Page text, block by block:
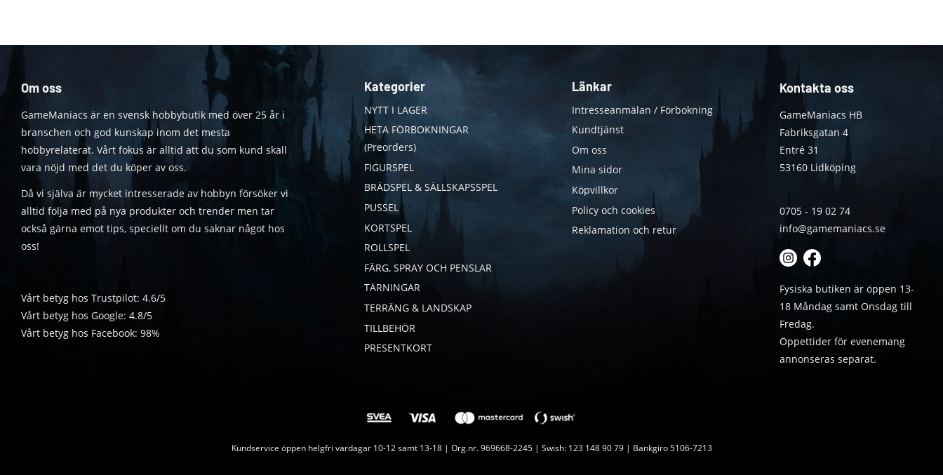
Om oss
GameManiacs är en svensk hobbybutik med över 25 år i
branschen och god kunskap inom det mesta
hobbyrelaterat. Vårt fokus är alltid att du som kund skall
vara nöjd med det du köper av oss.
Då vi själva är mycket intresserade av hobbyn försöker vi
alltid följa med på nya produkter och trender men tar
också gärna emot tips, speciellt om du saknar något hos
oss!
Vårt betyg hos Trustpilot: 4.6/5
Vårt betyg hos Google: 4.8/5
Vårt betyg hos Facebook: 98%
Kategorier
NYTT I LAGER
HETA FÖRBOKNINGAR
(Preorders)
FIGURSPEL
BRÄDSPEL & SÄLLSKAPSSPEL
PUSSEL
KORTSPEL
ROLLSPEL
FÄRG, SPRAY OCH PENSLAR
TÄRNINGAR
TERRÄNG & LANDSKAP
TILLBEHÖR
PRESENTKORT
Länkar
Intresseanmälan / Förbokning
Kundtjänst
Om oss
Mina sidor
Köpvillkor
Policy och cookies
Reklamation och retur
Kontakta oss
GameManiacs HB
Fabriksgatan 4
Entré 31
53160 Lidköping
0705 - 19 02 74
info@gamemaniacs.se
Fysiska butiken är öppen 13-
18 Måndag samt Onsdag till
Fredag.
Öppettider för evenemang
annonseras separat.
Kundservice öppen helgfri vardagar 10-12 samt 13-18 | Org.nr. 969668-2245 | Swish: 123 148 90 79 | Bankgiro 5106-7213